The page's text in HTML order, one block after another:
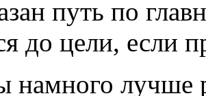
путь по
до цели, если
намного лучше